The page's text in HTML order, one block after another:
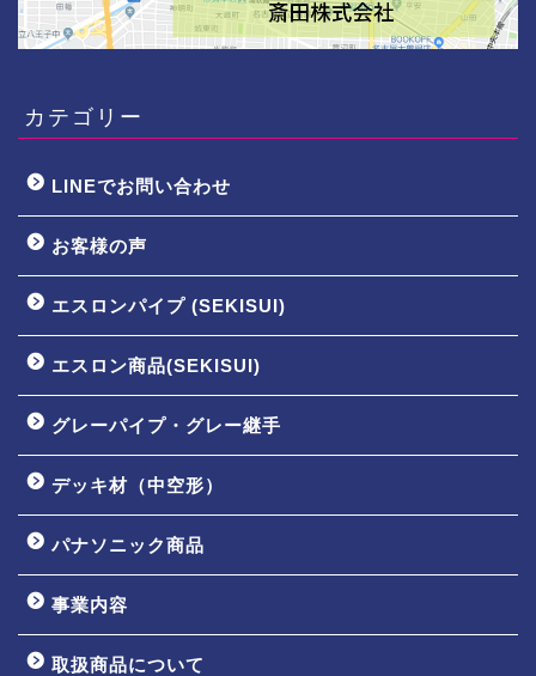
カテゴリー
LINEでお問い合わせ
お客様の声
エスロンパイプ (SEKISUI)
エスロン商品(SEKISUI)
グレーパイプ・グレー継手
デッキ材（中空形）
パナソニック商品
事業内容
取扱商品について